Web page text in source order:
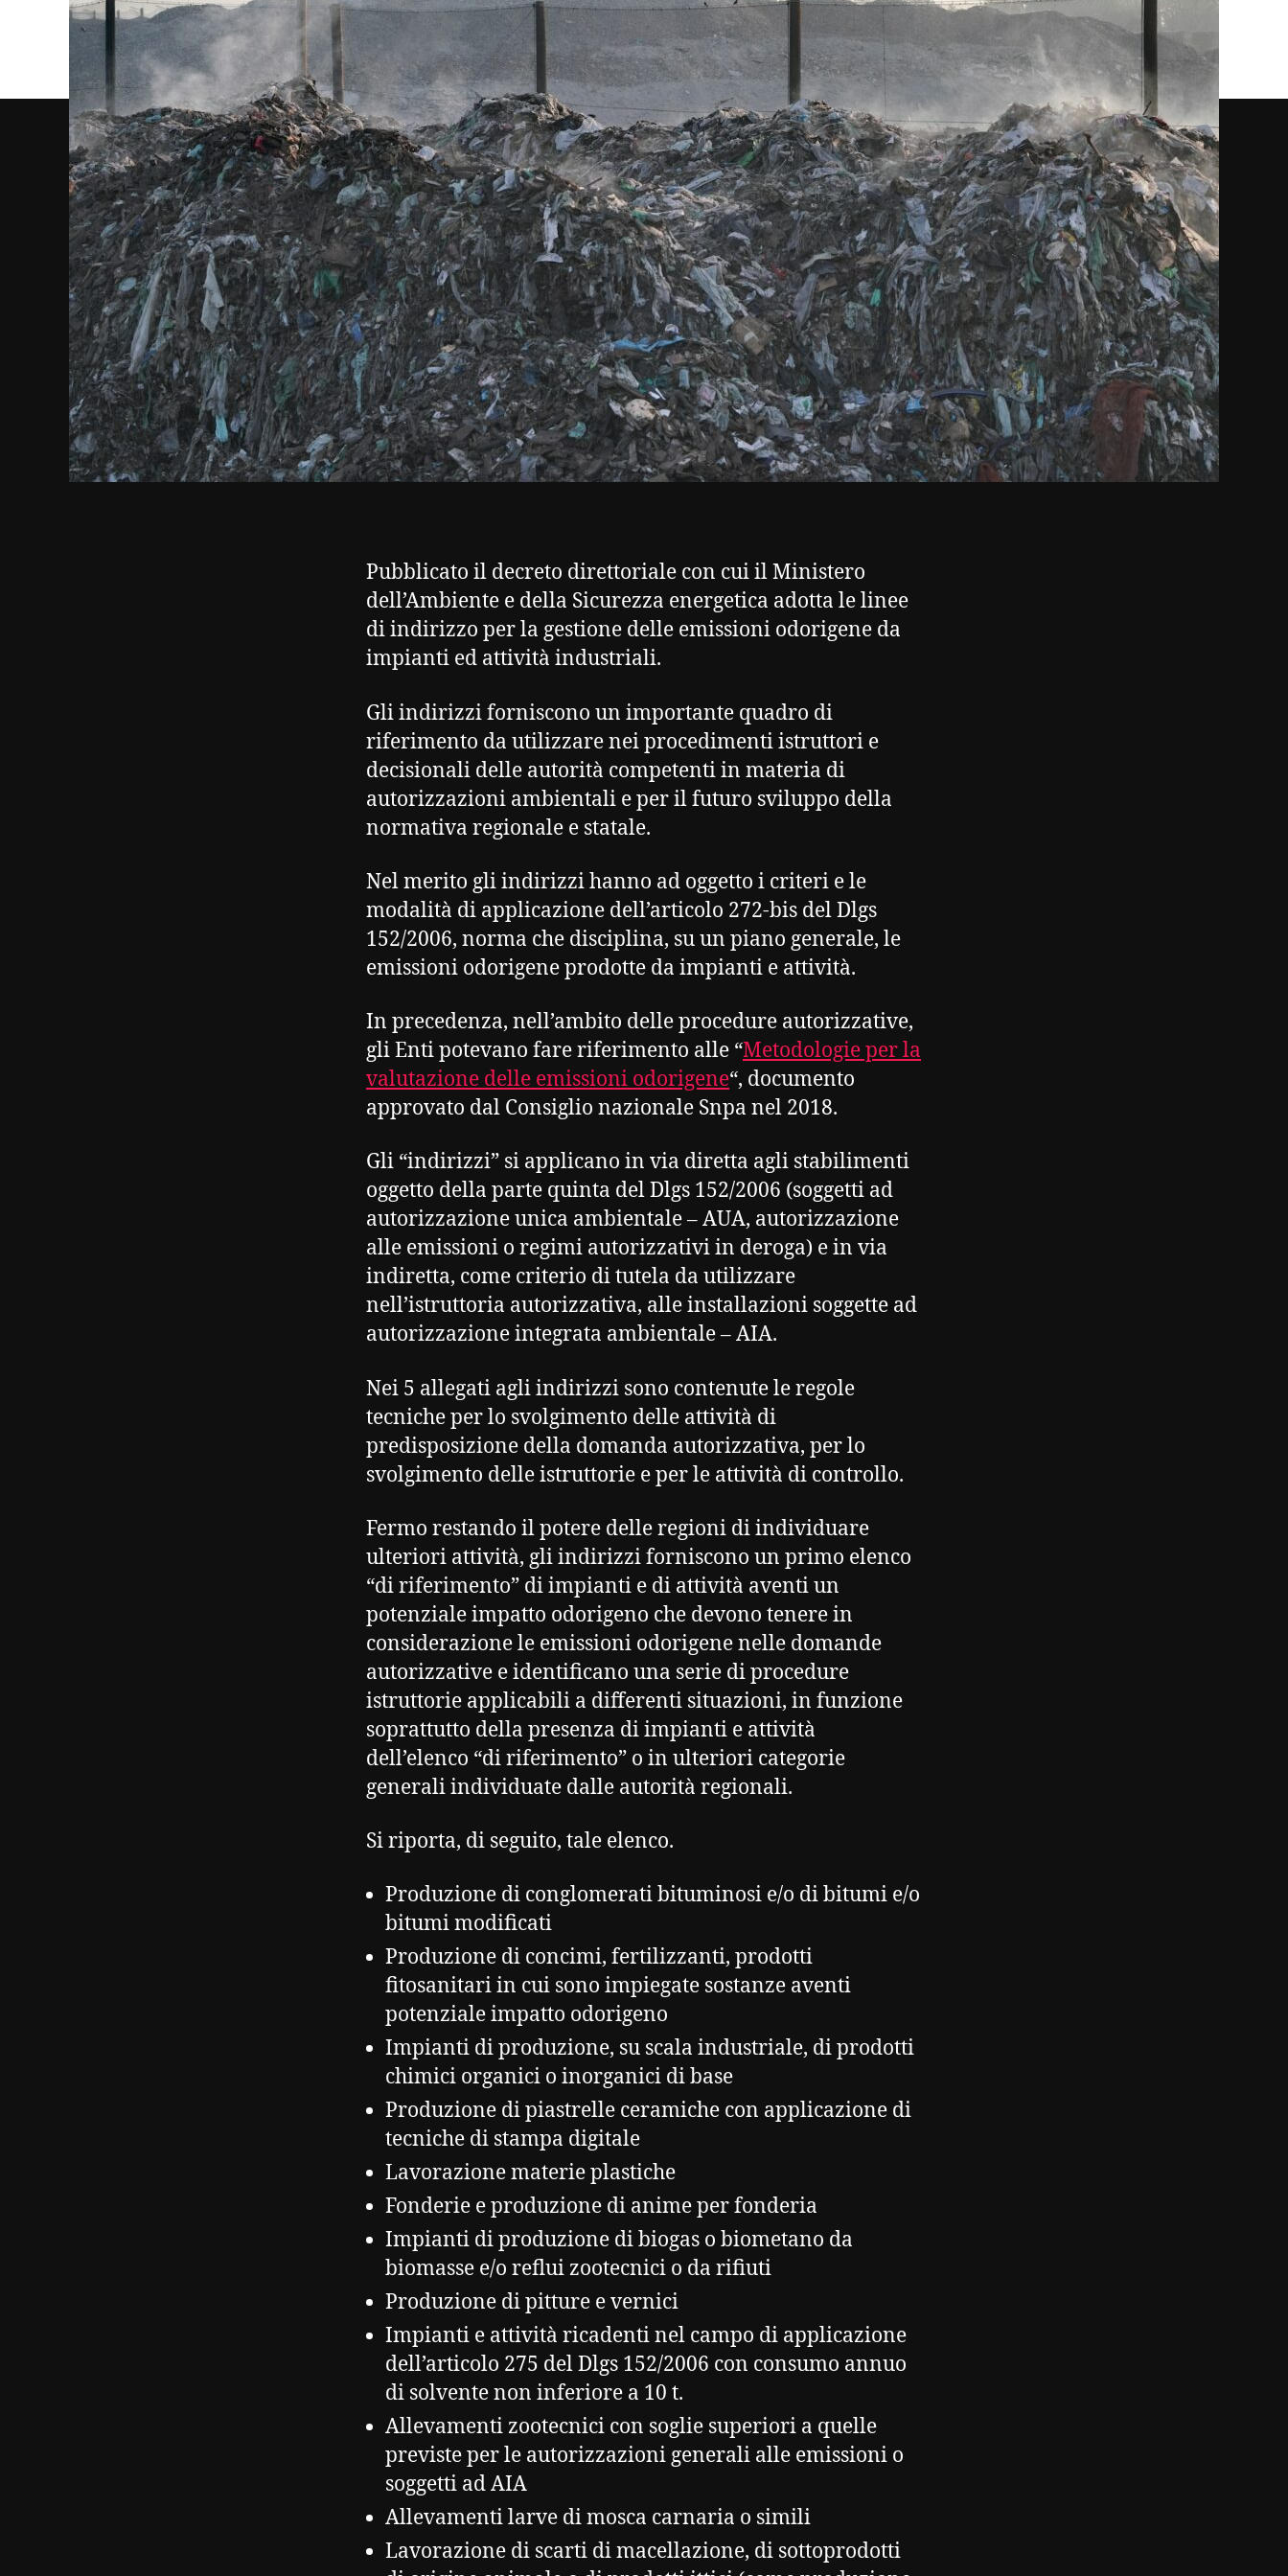
Pubblicato il decreto direttoriale con cui il Ministero
dell’Ambiente e della Sicurezza energetica adotta le linee
di indirizzo per la gestione delle emissioni odorigene da
impianti ed attività industriali.
Gli indirizzi forniscono un importante quadro di
riferimento da utilizzare nei procedimenti istruttori e
decisionali delle autorità competenti in materia di
autorizzazioni ambientali e per il futuro sviluppo della
normativa regionale e statale.
Nel merito gli indirizzi hanno ad oggetto i criteri e le
modalità di applicazione dell’articolo 272-bis del Dlgs
152/2006, norma che disciplina, su un piano generale, le
emissioni odorigene prodotte da impianti e attività.
In precedenza, nell’ambito delle procedure autorizzative,
gli Enti potevano fare riferimento alle “Metodologie per la
valutazione delle emissioni odorigene“, documento
approvato dal Consiglio nazionale Snpa nel 2018.
Gli “indirizzi” si applicano in via diretta agli stabilimenti
oggetto della parte quinta del Dlgs 152/2006 (soggetti ad
autorizzazione unica ambientale – AUA, autorizzazione
alle emissioni o regimi autorizzativi in deroga) e in via
indiretta, come criterio di tutela da utilizzare
nell’istruttoria autorizzativa, alle installazioni soggette ad
autorizzazione integrata ambientale – AIA.
Nei 5 allegati agli indirizzi sono contenute le regole
tecniche per lo svolgimento delle attività di
predisposizione della domanda autorizzativa, per lo
svolgimento delle istruttorie e per le attività di controllo.
Fermo restando il potere delle regioni di individuare
ulteriori attività, gli indirizzi forniscono un primo elenco
“di riferimento” di impianti e di attività aventi un
potenziale impatto odorigeno che devono tenere in
considerazione le emissioni odorigene nelle domande
autorizzative e identificano una serie di procedure
istruttorie applicabili a differenti situazioni, in funzione
soprattutto della presenza di impianti e attività
dell’elenco “di riferimento” o in ulteriori categorie
generali individuate dalle autorità regionali.
Si riporta, di seguito, tale elenco.
Produzione di conglomerati bituminosi e/o di bitumi e/o
bitumi modificati
Produzione di concimi, fertilizzanti, prodotti
fitosanitari in cui sono impiegate sostanze aventi
potenziale impatto odorigeno
Impianti di produzione, su scala industriale, di prodotti
chimici organici o inorganici di base
Produzione di piastrelle ceramiche con applicazione di
tecniche di stampa digitale
Lavorazione materie plastiche
Fonderie e produzione di anime per fonderia
Impianti di produzione di biogas o biometano da
biomasse e/o reflui zootecnici o da rifiuti
Produzione di pitture e vernici
Impianti e attività ricadenti nel campo di applicazione
dell’articolo 275 del Dlgs 152/2006 con consumo annuo
di solvente non inferiore a 10 t.
Allevamenti zootecnici con soglie superiori a quelle
previste per le autorizzazioni generali alle emissioni o
soggetti ad AIA
Allevamenti larve di mosca carnaria o simili
Lavorazione di scarti di macellazione, di sottoprodotti